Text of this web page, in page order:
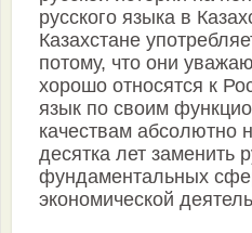
русского языка в
Казахстане
потому, что они
хорошо относятся к
язык по своим
качествам абсолютно
десятка лет заменить
фундаментальных
экономической